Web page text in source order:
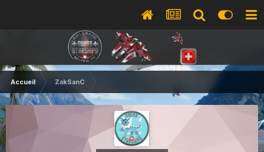
Accueil ZakSanC